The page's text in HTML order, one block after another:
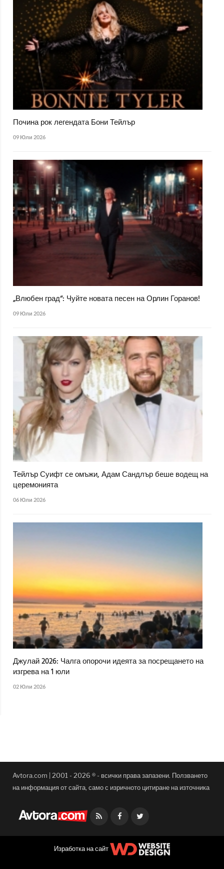
Почина рок легендата Бони Тейлър
09 Юли 2026
„Влюбен град“: Чуйте новата песен на Орлин Горанов!
09 Юли 2026
Тейлър Суифт се омъжи, Адам Сандлър беше водещ на
церемонията
06 Юли 2026
Джулай 2026: Чалга опорочи идеята за посрещането на
изгрева на 1 юли
02 Юли 2026
Avtora.com | 2001 - 2026 ® - всички права запазени. Ползването
на информация от сайта, само с изричното цитиране на източника
Facebook
Изработка на сайт